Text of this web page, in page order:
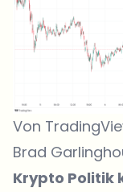
Von
Brad
Krypto Politik